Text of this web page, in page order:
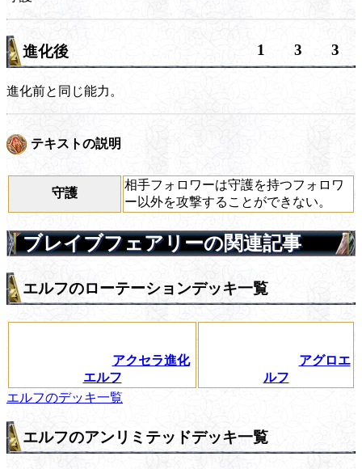
進化後 1 3 3
進化前と同じ能力。
テキストの説明
守護
相手フォロワーは守護を持つフォロワ
ー以外を攻撃することができない。
ブレイブフェアリーの関連記事
エルフのローテーションデッキ一覧
アクセラ進化
エルフ
アグロエ
ルフ
エルフのデッキ一覧
エルフのアンリミテッドデッキ一覧